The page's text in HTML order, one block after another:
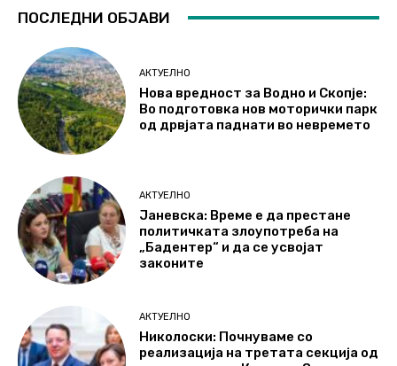
ПОСЛЕДНИ ОБЈАВИ
АКТУЕЛНО
Нова вредност за Водно и Скопје:
Во подготовка нов моторички парк
од дрвјата паднати во невремето
АКТУЕЛНО
Јаневска: Време е да престане
политичката злоупотреба на
„Бадентер“ и да се усвојат
законите
АКТУЕЛНО
Николоски: Почнуваме со
реализација на третата секција од